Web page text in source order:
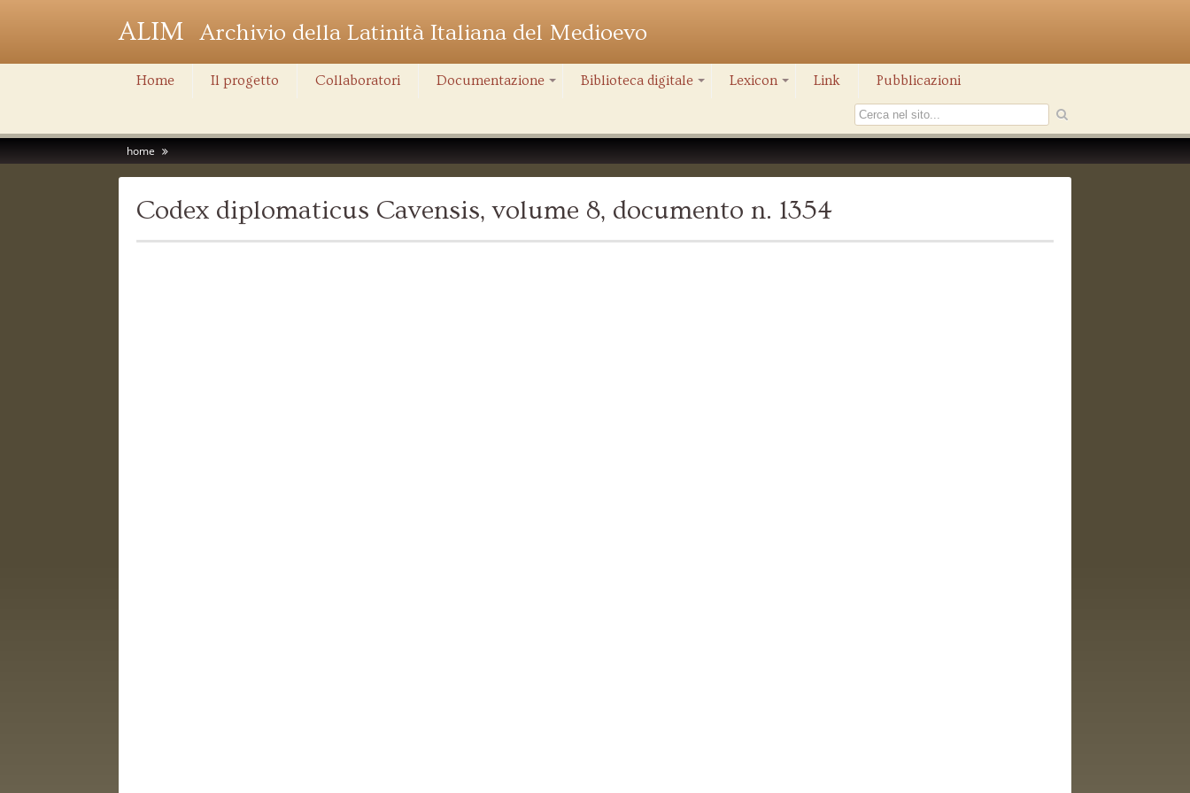
ALIM Archivio della Latinità Italiana del Medioevo
Home Il progetto Collaboratori Documentazione Biblioteca digitale Lexicon Link Pubblicazioni
home
Codex diplomaticus Cavensis, volume 8, documento n. 1354